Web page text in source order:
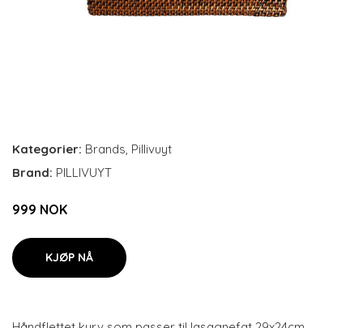
Kategorier: Brands, Pillivuyt
Brand: PILLIVUYT
999 NOK
KJØP NÅ